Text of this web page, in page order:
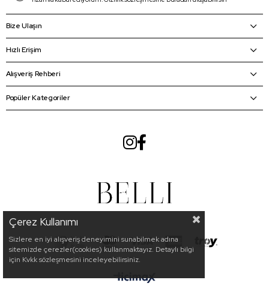
Bize Ulaşın
Hızlı Erişim
Alışveriş Rehberi
Popüler Kategoriler
Çerez Kullanımı
Sizlere en iyi alışveriş deneyimini sunabilmek adına
sitemizde çerezler(cookies) kullanmaktayız. Detaylı bilgi
için Kvkk sözleşmesini inceleyebilirsiniz.